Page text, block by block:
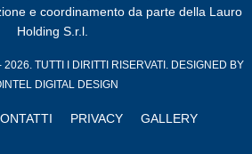
e coordinamento da parte della Lauro
Holding S.r.l.
TUTTI I DIRITTI RISERVATI. DESIGNED BY
DIGITAL DESIGN
PRIVACY GALLERY